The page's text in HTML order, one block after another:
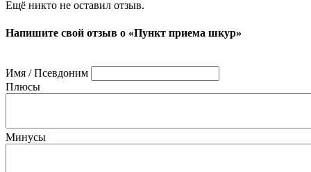
Ещё никто не оставил отзыв.
Напишите свой отзыв о «Пункт приема шкур»
Имя / Псевдоним
Плюсы
Минусы